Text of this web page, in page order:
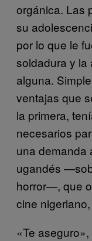
orgánica. Las
su
por lo que le
soldadura y la
alguna.
ventajas que
la primera,
necesarios
una demanda
ugandés
horror—, que
cine
«Te